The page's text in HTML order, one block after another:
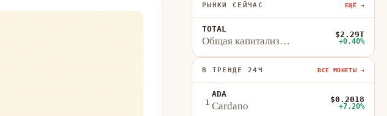
РЫНКИ СЕЙЧАС ЕЩЁ →
TOTAL
Общая капитализация
$2.29T
+0.40%
В ТРЕНДЕ 24Ч ВСЕ МОНЕТЫ →
1
ADA
Cardano
$0.2018
+7.20%